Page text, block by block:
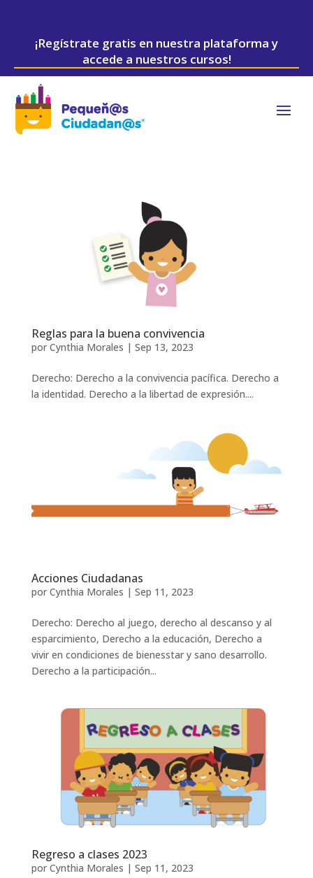
¡Regístrate gratis en nuestra plataforma y
accede a nuestros cursos!
Reglas para la buena convivencia
por Cynthia Morales | Sep 13, 2023
Derecho: Derecho a la convivencia pacífica. Derecho a
la identidad. Derecho a la libertad de expresión....
Acciones Ciudadanas
por Cynthia Morales | Sep 11, 2023
Derecho: Derecho al juego, derecho al descanso y al
esparcimiento, Derecho a la educación, Derecho a
vivir en condiciones de bienesstar y sano desarrollo.
Derecho a la participación...
Regreso a clases 2023
por Cynthia Morales | Sep 11, 2023